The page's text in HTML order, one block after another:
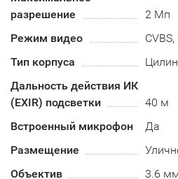
разрешение
2 Мп
Режим видео
Тип корпуса
Дальность действия ИК
(EXIR) подсветки
40 м
Встроенный микрофон
Да
Размещение
Объектив
3.6